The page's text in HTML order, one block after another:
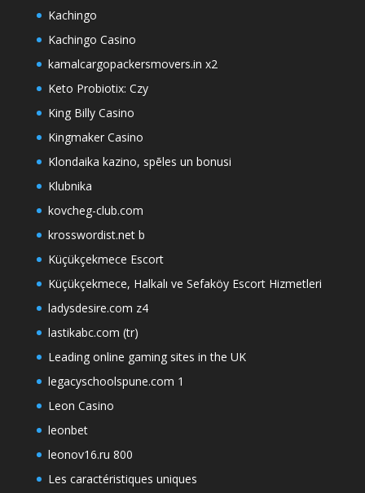
Kachingo
Kachingo Casino
kamalcargopackersmovers.in x2
Keto Probiotix: Czy
King Billy Casino
Kingmaker Casino
Klondaika kazino, spēles un bonusi
Klubnika
kovcheg-club.com
krosswordist.net b
Küçükçekmece Escort
Küçükçekmece, Halkalı ve Sefaköy Escort Hizmetleri
ladysdesire.com z4
lastikabc.com (tr)
Leading online gaming sites in the UK
legacyschoolspune.com 1
Leon Casino
leonbet
leonov16.ru 800
Les caractéristiques uniques